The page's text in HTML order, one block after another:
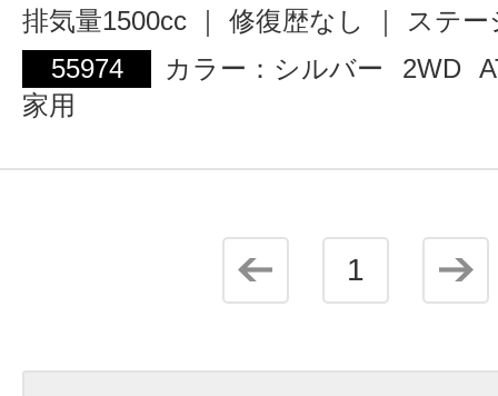
排気量1500cc ｜ 修復歴なし ｜ ステ
55974
カラー：シルバー 2WD
家用
1